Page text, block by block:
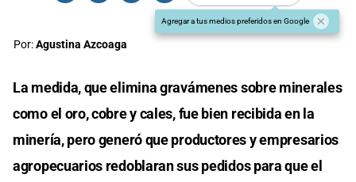
Agregar a tus medios preferidos en Google
Por:Agustina Azcoaga
La medida, que elimina gravámenes sobre minerales
como el oro, cobre y cales, fue bien recibida en la
minería, pero generó que productores y empresarios
agropecuarios redoblaran sus pedidos para que el